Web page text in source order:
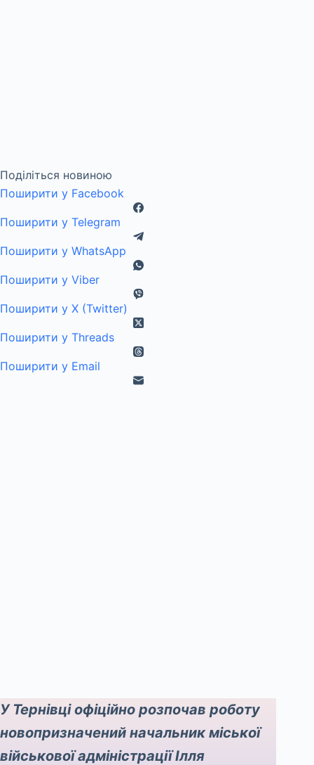
Поділіться новиною
Поширити у Facebook
Поширити у Telegram
Поширити у WhatsApp
Поширити у Viber
Поширити у X (Twitter)
Поширити у Threads
Поширити у Email
У Тернівці офіційно розпочав роботу
новопризначений начальник міської
військової адміністрації Ілля